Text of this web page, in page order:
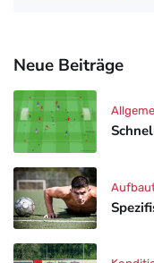
Neue Beiträge